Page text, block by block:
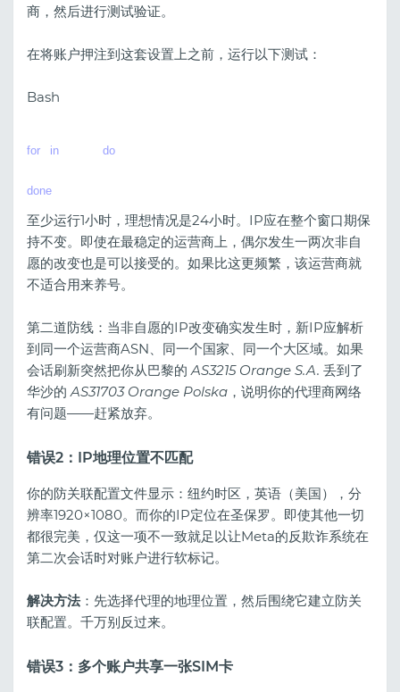
商，然后进行测试验证。
在将账户押注到这套设置上之前，运行以下测试：
Bash
for in
do
done
至少运行1小时，理想情况是24小时。IP应在整个窗口期保
持不变。即使在最稳定的运营商上，偶尔发生一两次非自
愿的改变也是可以接受的。如果比这更频繁，该运营商就
不适合用来养号。
第二道防线：当非自愿的IP改变确实发生时，新IP应解析
到同一个运营商ASN、同一个国家、同一个大区域。如果
会话刷新突然把你从巴黎的AS3215 Orange S.A. 丢到了
华沙的AS31703 Orange Polska ，说明你的代理商网络
有问题——赶紧放弃。
错误2：IP地理位置不匹配
你的防关联配置文件显示：纽约时区，英语（美国），分
辨率1920×1080。而你的IP定位在圣保罗。即使其他一切
都很完美，仅这一项不一致就足以让Meta的反欺诈系统在
第二次会话时对账户进行软标记。
解决方法：先选择代理的地理位置，然后围绕它建立防关
联配置。千万别反过来。
错误3：多个账户共享一张SIM卡